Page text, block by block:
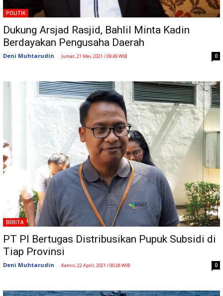
POLITIK
Dukung Arsjad Rasjid, Bahlil Minta Kadin
Berdayakan Pengusaha Daerah
Deni Muhtarudin - Jumat, 21 Mei, 2021 / 09:49 WIB 0
BERITA
PT PI Bertugas Distribusikan Pupuk Subsidi di
Tiap Provinsi
Deni Muhtarudin - Kamis, 22 April, 2021 / 00:28 WIB 0